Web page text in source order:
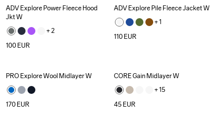
ADV Explore Power Fleece Hood
Jkt W
+ 2
100EUR
ADV Explore Pile Fleece Jacket W
+ 1
110EUR
PRO Explore Wool Midlayer W
170EUR
CORE Gain Midlayer W
+ 15
45 EUR